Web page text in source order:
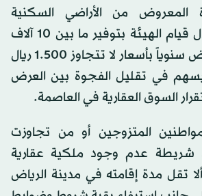
المعروض من الأراضي السكنية
المخططة من خلال قيام الهيئة بتوفير ما بين 10 آلاف
و40 ألف قطعة أرض سنوياً بأسعار لا تتجاوز 1.500 ريال
يسهم في تقليل الفجوة بين العرض
السوق العقارية في العاصمة.
المتزوجين أو من تجاوزت
25 عاماً، شريطة عدم وجود ملكية عقارية
تقل مدة إقامته في مدينة الرياض